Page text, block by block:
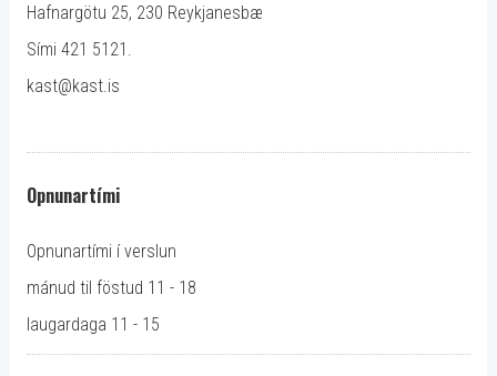
Hafnargötu 25, 230 Reykjanesbæ
Sími 421 5121.
kast@kast.is
Opnunartími
Opnunartími í verslun
mánud til föstud 11 - 18
laugardaga 11 - 15